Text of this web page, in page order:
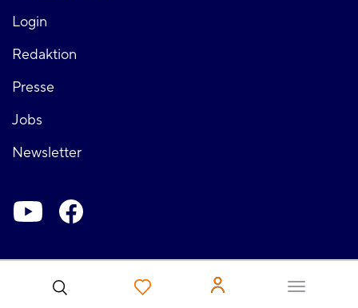
Login
Fußzeile
rechts
Redaktion
Presse
Jobs
Newsletter
Soziale-
Netzwerke